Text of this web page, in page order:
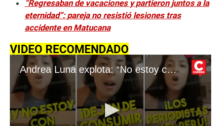
“Regresaban de vacaciones y partieron juntos a la
eternidad”: pareja no resistió lesiones tras
accidente en Matucana
VIDEO RECOMENDADO
Andrea Luna explota: “No estoy con ‘Ricolas’ y respétenme, soy mujer” | OJO